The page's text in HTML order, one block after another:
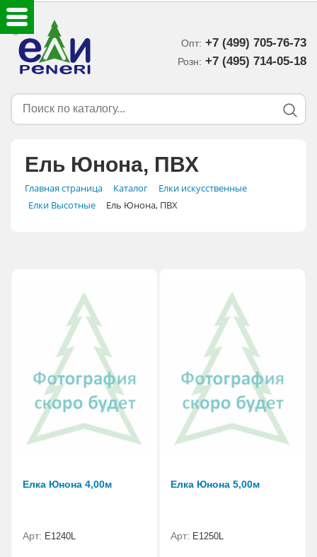
Опт: +7 (499) 705-76-73
Розн: +7 (495) 714-05-18‬
Ель Юнона, ПВХ
Главная страница Каталог
Елки искусственные
Елки Высотные
Ель Юнона, ПВХ
Елка Юнона 4,00м
Арт: E1240L
Елка Юнона 5,00м
Арт: E1250L
ЕЛКИ ИСКУССТВЕННЫЕ
ЕЛОЧНЫЕ УКРАШЕНИЯ
НОВОГОДНИЙ ДЕКОР
ДОСТАВКА В РЕГИОНЫ
АКЦИИ И ПОДАРКИ
РЕКВИЗИТЫ
О КОМПАНИИ
ПАРТНЕРАМ
КОНТАКТЫ